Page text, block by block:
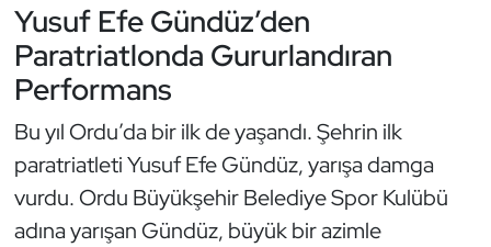
Yusuf Efe Gündüz’den
Paratriatlonda Gururlandıran
Performans
Bu yıl Ordu’da bir ilk de yaşandı. Şehrin ilk
paratriatleti Yusuf Efe Gündüz, yarışa damga
vurdu. Ordu Büyükşehir Belediye Spor Kulübü
adına yarışan Gündüz, büyük bir azimle
Kempo
Kick Boks
Kürek
Masa Tenisi